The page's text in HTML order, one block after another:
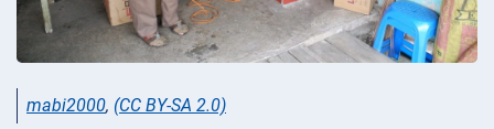
mabi2000, (CC BY-SA 2.0)